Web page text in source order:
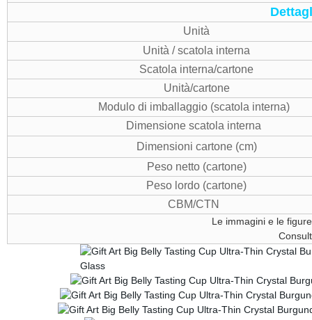
Unità
Unità / scatola interna
Scatola interna/cartone
Unità/cartone
Modulo di imballaggio (scatola interna)
Dimensione scatola interna
Dimensioni cartone (cm)
Peso netto (cartone)
Peso lordo (cartone)
CBM/CTN
Le immagini e le